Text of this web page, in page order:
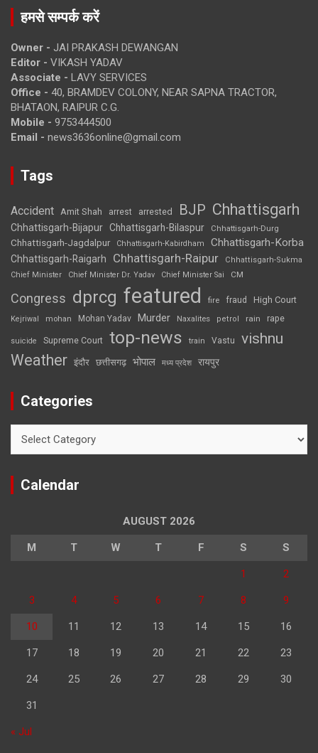
हमसे सम्पर्क करें
Owner - JAI PRAKASH DEWANGAN
Editor - VIKASH YADAV
Associate - LAVY SERVICES
Office - 40, BRAMDEV COLONY, NEAR SAPNA TRACTOR,
BHATAON, RAIPUR C.G.
Mobile - 9753444500
Email - news3636online@gmail.com
Tags
Accident Amit Shah arrest arrested BJP Chhattisgarh
Chhattisgarh-Bijapur Chhattisgarh-Bilaspur Chhattisgarh-Durg
Chhattisgarh-Jagdalpur Chhattisgarh-Kabirdham Chhattisgarh-Korba
Chhattisgarh-Raigarh Chhattisgarh-Raipur
Chhattisgarh-Sukma
Chief Minister
Chief Minister Dr. Yadav Chief Minister Sai CM
Congress dprcg featured fire fraud High Court
Kejriwal mohan Mohan Yadav Murder Naxalites petrol rain rape
suicide Supreme Court top-news train Vastu vishnu
Weather इंदौर छत्तीसगढ़ भोपाल मध्य प्रदेश रायपुर
Categories
Calendar
AUGUST 2026
M T W T F S S
1 2
3 4 5 6 7 8 9
10 11 12 13 14 15 16
17 18 19 20 21 22 23
24 25 26 27 28 29 30
31
« Jul